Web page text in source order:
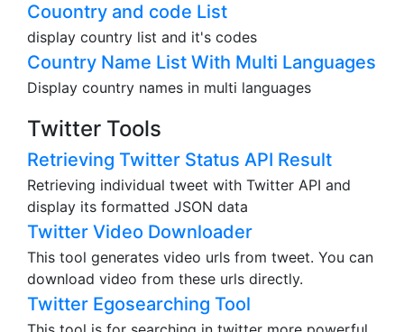
Couontry and code List
display country list and it's codes
Country Name List With Multi Languages
Display country names in multi languages
Twitter Tools
Retrieving Twitter Status API Result
Retrieving individual tweet with Twitter API and
display its formatted JSON data
Twitter Video Downloader
This tool generates video urls from tweet. You can
download video from these urls directly.
Twitter Egosearching Tool